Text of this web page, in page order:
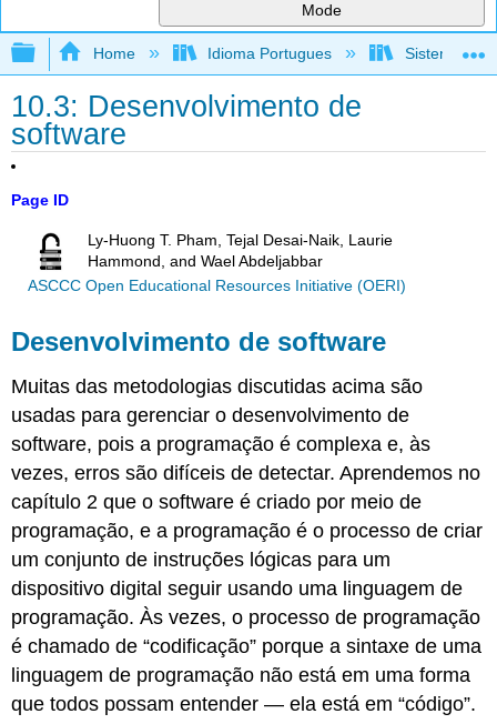
Mode
Expand/collapse global hierarchy
Home Idioma Portugues Sistemas
10.3: Desenvolvimento de
software
Page ID
Ly-Huong T. Pham, Tejal Desai-Naik, Laurie
Hammond, and Wael Abdeljabbar
ASCCC Open Educational Resources Initiative (OERI)
Desenvolvimento de software
Muitas das metodologias discutidas acima são
usadas para gerenciar o desenvolvimento de
software, pois a programação é complexa e, às
vezes, erros são difíceis de detectar. Aprendemos no
capítulo 2 que o software é criado por meio de
programação, e a programação é o processo de criar
um conjunto de instruções lógicas para um
dispositivo digital seguir usando uma linguagem de
programação. Às vezes, o processo de programação
é chamado de “codificação” porque a sintaxe de uma
linguagem de programação não está em uma forma
que todos possam entender — ela está em “código”.